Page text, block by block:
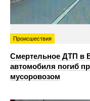
Происшествия
Смертельное ДТП в
автомобиля погиб
мусоровозом